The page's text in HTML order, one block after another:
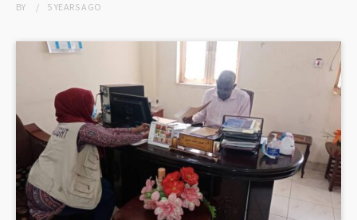
BY 5 YEARSAGO